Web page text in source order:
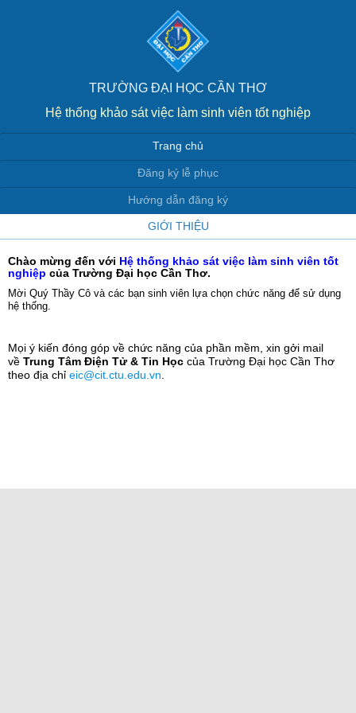
TRƯỜNG ĐẠI HỌC CẦN THƠ
Hệ thống khảo sát việc làm sinh viên tốt nghiệp
Trang chủ
Đăng ký lễ phục
Hướng dẫn đăng ký
GIỚI THIỆU
Chào mừng đến với Hệ thống khảo sát việc làm sinh viên tốt
nghiệp của Trường Đại học Cần Thơ.
Mời Quý Thầy Cô và các bạn sinh viên lựa chọn chức năng để sử dụng
hệ thống.
Mọi ý kiến đóng góp về chức năng của phần mềm, xin gởi mail
về Trung Tâm Điện Tử & Tin Học của Trường Đại học Cần Thơ
theo địa chỉ eic@cit.ctu.edu.vn